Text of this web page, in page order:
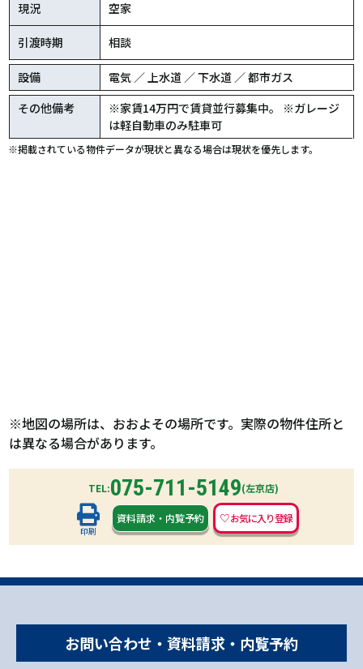
現況 空家
引渡時期 相談
設備
電気 ／ 上水道 ／ 下水道 ／ 都市ガス
その他備考
※家賃14万円で賃貸並行募集中。 ※ガレージ
は軽自動車のみ駐車可
※掲載されている物件データが現状と異なる場合は現状を優先します。
※地図の場所は、おおよその場所です。実際の物件住所と
は異なる場合があります。
TEL:075-711-5149(左京店)
印刷
資料請求 ・ 内覧予約
お問い合わせ・資料請求・内覧予約